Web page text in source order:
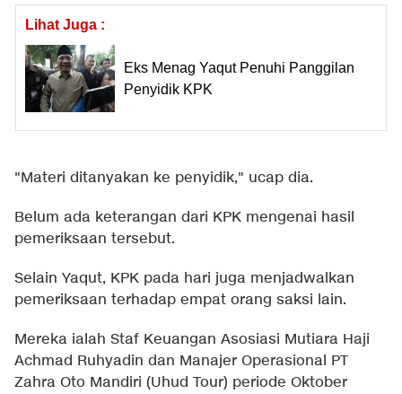
Lihat Juga :
Eks Menag Yaqut Penuhi Panggilan
Penyidik KPK
"Materi ditanyakan ke penyidik," ucap dia.
Belum ada keterangan dari KPK mengenai hasil
pemeriksaan tersebut.
Selain Yaqut, KPK pada hari juga menjadwalkan
pemeriksaan terhadap empat orang saksi lain.
Mereka ialah Staf Keuangan Asosiasi Mutiara Haji
Achmad Ruhyadin dan Manajer Operasional PT
Zahra Oto Mandiri (Uhud Tour) periode Oktober